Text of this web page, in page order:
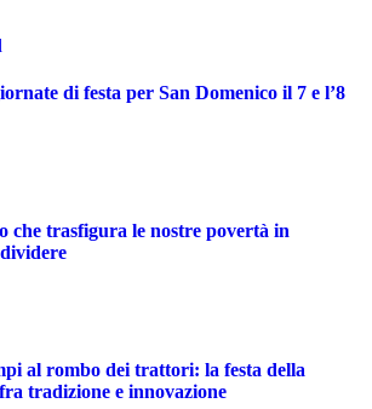
di festa per San Domenico il 7 e l’8
che trasfigura le nostre povertà in
al rombo dei trattori: la festa della
tradizione e innovazione